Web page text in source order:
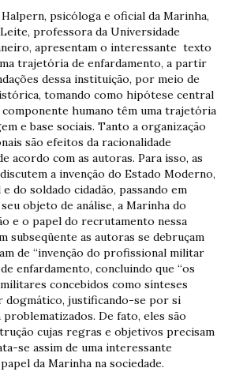
psicóloga e oficial da Marinha,
professora da Universidade
apresentam o interessante texto
trajetória de enfardamento, a partir
dessa instituição, por meio de
tomando como hipótese central
componente humano têm uma trajetória
e base sociais. Tanto a organização
são efeitos da racionalidade
acordo com as autoras. Para isso, as
a invenção do Estado Moderno,
do soldado cidadão, passando em
objeto de análise, a Marinha do
e o papel do recrutamento nessa
subseqüente as autoras se debruçam
de “invenção do profissional militar
enfardamento, concluindo que “os
concebidos como sínteses
dogmático, justificando-se por si
problematizados. De fato, eles são
cujas regras e objetivos precisam
se assim de uma interessante
da Marinha na sociedade.